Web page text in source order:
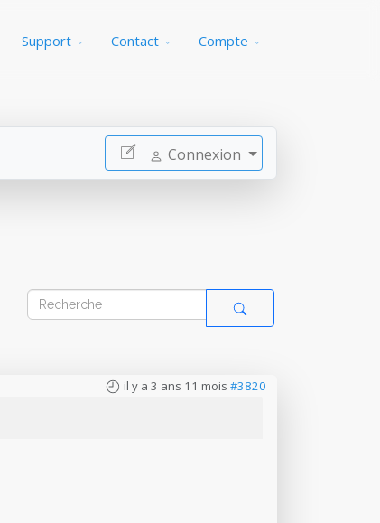
Support Contact Compte
Connexion
il y a 3 ans 11 mois #3820